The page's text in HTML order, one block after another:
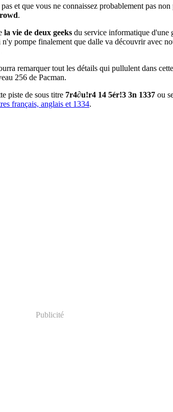
et que vous ne connaissez probablement pas
.
la vie de deux geeks du service informatique d'une
pompe finalement que dalle va découvrir avec
remarquer tout les détails qui pullulent dans
256 de Pacman.
piste de sous titre 7r4∂u!r4 14 5ér!3 3n 1337 ou
français, anglais et 1334.
Publicité